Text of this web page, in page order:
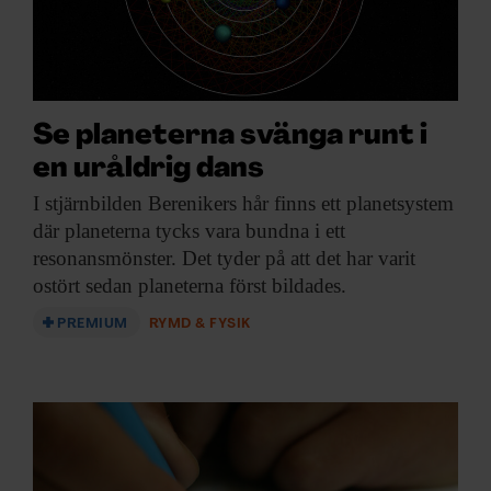
Dessa kan i sin tur kombinera informationen med annan
information som du har tillhandahållit eller som de har
samlat in när du har använt deras tjänster.
Se planeterna svänga runt i
en uråldrig dans
I stjärnbilden Berenikers hår finns ett planetsystem
där planeterna tycks vara bundna i ett
resonansmönster. Det tyder på att det har varit
ostört sedan planeterna först bildades.
PREMIUM RYMD & FYSIK